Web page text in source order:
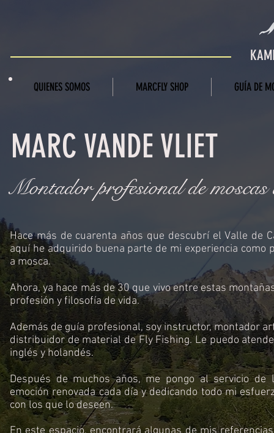
QUIENES SOMOS MARCFLY SHOP GUÍA DE
MARC VANDE VLIET
Montador profesional de
Hace más de cuarenta años que descubrí el Valle de
aquí he adquirido buena parte de mi experiencia como
a mosca.
Ahora, ya hace más de 30 que vivo entre estas
profesión y filosofía de vida.
Además de guía profesional, soy instructor, montador
distribuidor de material de Fly Fishing. Le puedo
inglés y holandés.
Después de muchos años, me pongo al servicio de
emoción renovada cada día y dedicando todo mi
con los que lo deseen.